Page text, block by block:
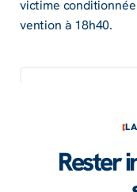
victime
ven­tion à 18h40.
Rester